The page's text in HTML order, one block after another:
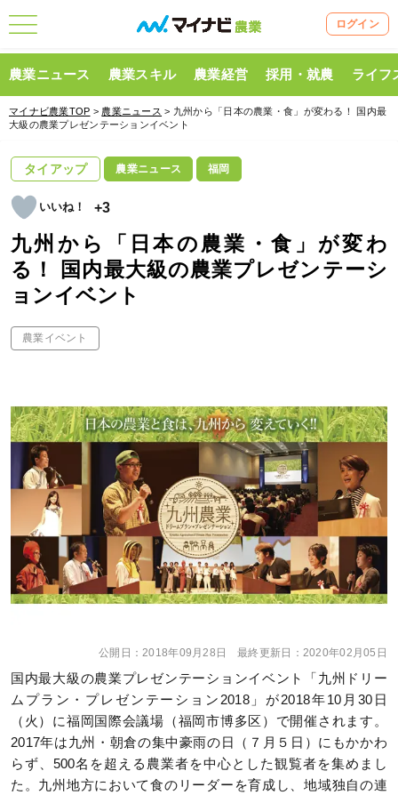
ログイン
農業ニュース 農業スキル 農業経営 採用・就農 ライフ
マイナビ農業TOP > 農業ニュース > 九州から「日本の農業・食」が変わる！ 国内最
大級の農業プレゼンテーションイベント
タイアップ 農業ニュース 福岡
+3
九州から「日本の農業・食」が変わ
る！ 国内最大級の農業プレゼンテーシ
ョンイベント
農業イベント
公開日：2018年09月28日 最終更新日： 2020年02月05日
国内最大級の農業プレゼンテーションイベント「九州ドリー
ムプラン・プレゼンテーション2018」が2018年10月30日
（火）に福岡国際会議場（福岡市博多区）で開催されます。
2017年は九州・朝倉の集中豪雨の日（７月５日）にもかかわ
らず、500名を超える農業者を中心とした観覧者を集めまし
た。九州地方において食のリーダーを育成し、地域独自の連